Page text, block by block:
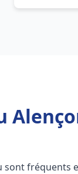
sont fréquents